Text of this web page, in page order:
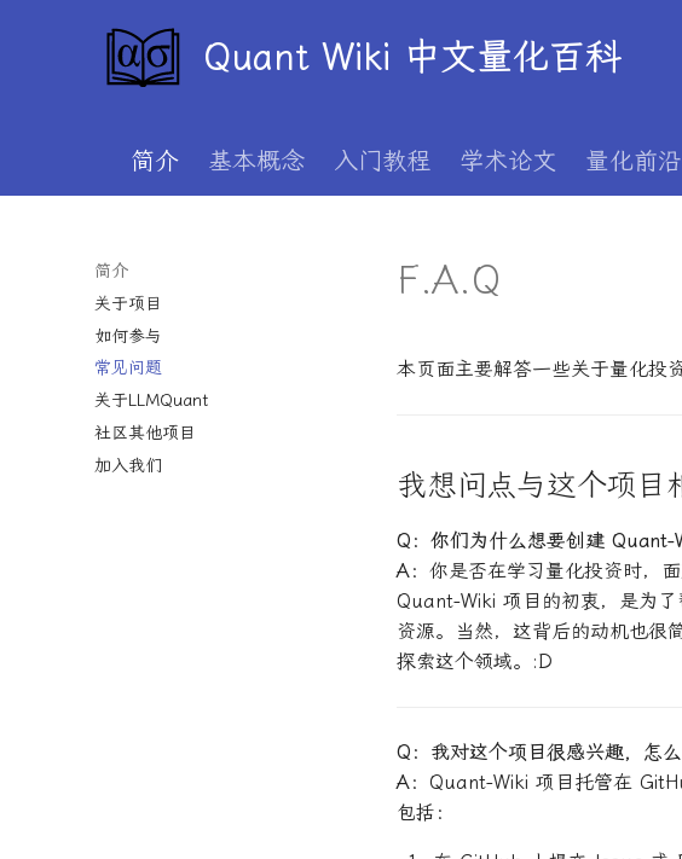
Quant Wiki 中文量化百科
简介 基本概念 入门教程 学术论文 量化前沿
简介
关于项目
如何参与
常见问题
关于LLMQuant
社区其他项目
加入我们
F.A.Q
本页面主要解答一些关于量化投
我想问点与这个项目
Q：你们为什么想要创建 Quant-
A：你是否在学习量化投资时，
Quant-Wiki 项目的初衷，是为
资源。当然，这背后的动机也
探索这个领域。:D
Q：我对这个项目很感兴趣，怎么
A：Quant-Wiki 项目托管在
包括：